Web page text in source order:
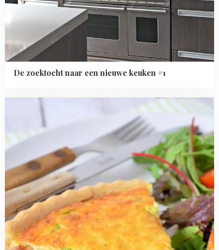
De zoektocht naar een nieuwe keuken #1
13x
Quiche
recepten